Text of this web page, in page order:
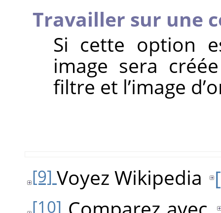
Travailler sur une
Si cette option
image sera
filtre et l’image
[9] Voyez Wikipedia [
[10]